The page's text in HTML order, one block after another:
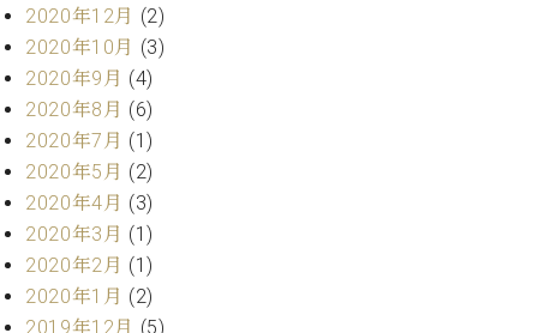
C.
ベ
ヒ
シ
ュ
タ
イ
ン
ア
カ
デ
ミ
ェ
ル
ア
ク
セ
ス
セン
ム東
京の
ご案
2020年12月 (2)
2020年10月 (3)
2020年9月 (4)
2020年8月 (6)
2020年7月 (1)
2020年5月 (2)
2020年4月 (3)
2020年3月 (1)
2020年2月 (1)
2020年1月 (2)
2019年12月 (5)